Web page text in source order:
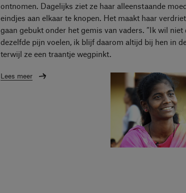
ontnomen. Dagelijks ziet ze haar alleenstaande
eindjes aan elkaar te knopen. Het maakt haar
gaan gebukt onder het gemis van vaders. “Ik wil
dezelfde pijn voelen, ik blijf daarom altijd bij hen in
terwijl ze een traantje wegpinkt.
Lees meer